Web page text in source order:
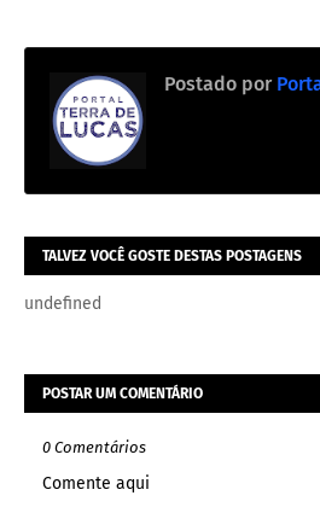
Postado por
TALVEZ VOCÊ GOSTE DESTAS POSTAGENS
undefined
POSTAR UM COMENTÁRIO
0 Comentários
Comente aqui